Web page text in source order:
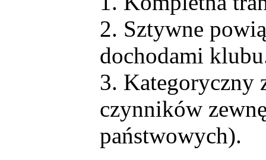
2. Sztywne
dochodami
3. Kategoryczny
czynników
państwowych).